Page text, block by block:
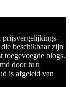
prijsvergelijkings-
beschikbaar zijn
toegevoegde blogs.
door hun
is afgeleid van